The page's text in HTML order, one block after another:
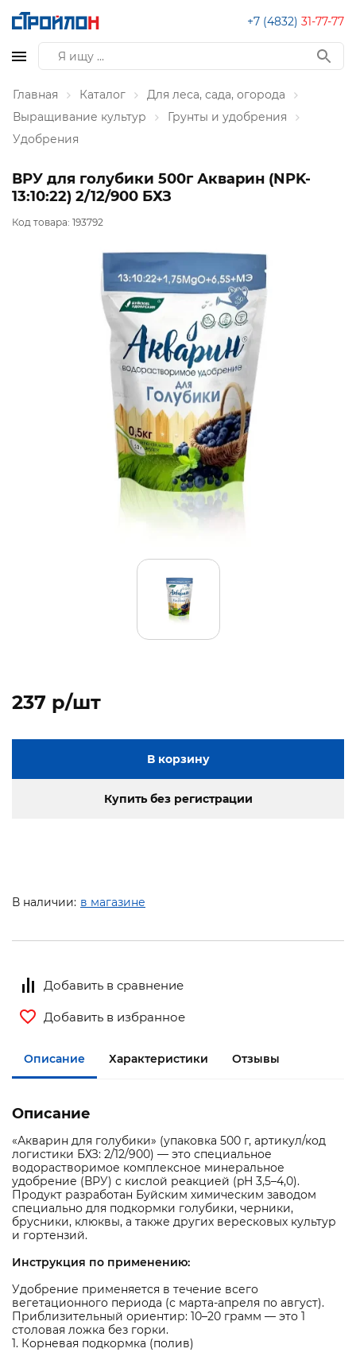
+7 (4832) 31-77-77
Главная Каталог
Для леса, сада, огорода
Выращивание культур
Грунты и удобрения
Удобрения
ВРУ для голубики 500г Акварин (NPK-
13:10:22) 2/12/900 БХЗ
Код товара: 193792
237 p/шт
В корзину
Купить без регистрации
В наличии: в магазине
Добавить в сравнение
Добавить в избранное
Описание Характеристики Отзывы
Описание
«Акварин для голубики» (упаковка 500 г, артикул/код
логистики БХЗ: 2/12/900) — это специальное
водорастворимое комплексное минеральное
удобрение (ВРУ) с кислой реакцией (pH 3,5–4,0).
Продукт разработан Буйским химическим заводом
специально для подкормки голубики, черники,
брусники, клюквы, а также других вересковых культур
и гортензий.
Инструкция по применению:
Удобрение применяется в течение всего
вегетационного периода (с марта-апреля по август).
Приблизительный ориентир: 10–20 грамм — это 1
столовая ложка без горки.
1. Корневая подкормка (полив)